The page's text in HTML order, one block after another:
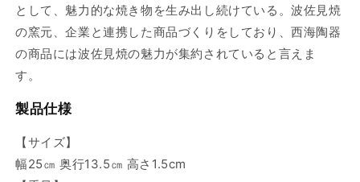
として、魅力的な焼き物を生み出し続けている。波佐見焼
の窯元、企業と連携した商品づくりをしており、西海陶器
の商品には波佐見焼の魅力が集約されていると言えま
す。
製品仕様
【サイズ】
幅25㎝ 奥行13.5㎝ 高さ1.5cm